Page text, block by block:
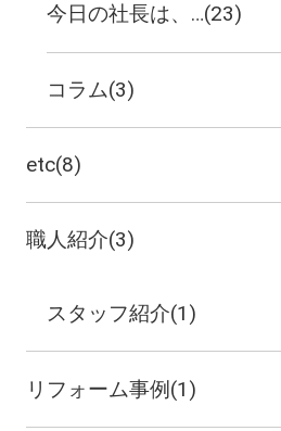
今日の社長は、…(23)
コラム(3)
etc(8)
職人紹介(3)
スタッフ紹介(1)
リフォーム事例(1)